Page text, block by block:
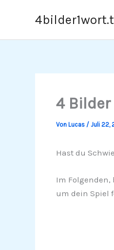
4 Bilder
Von Lucas / Juli 22,
Hast du
Im Folgenden,
um dein Spiel